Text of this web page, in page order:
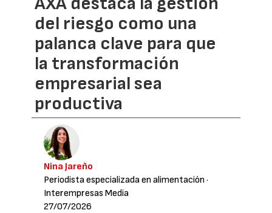
del riesgo como una
palanca clave para que
la transformación
empresarial sea
productiva
Nina Jareño
Periodista especializada en alimentación ·
Interempresas Media
27/07/2026